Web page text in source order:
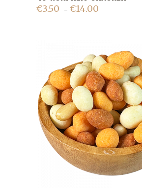
€3.50 – €14.00